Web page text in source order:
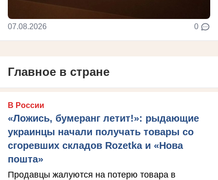
07.08.2026 0
Главное в стране
В России
«Ложись, бумеранг летит!»: рыдающие
украинцы начали получать товары со
сгоревших складов Rozetka и «Нова
пошта»
Продавцы жалуются на потерю товара в